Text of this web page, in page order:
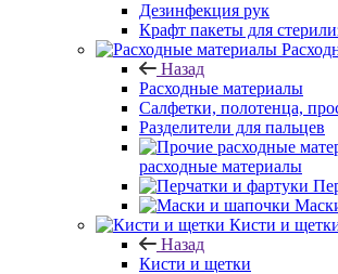
Дезинфекция рук
Крафт пакеты для
Назад
Расходные материалы
Салфетки, полотенца,
Разделители для пальцев
расходные материалы
Кисти и
Назад
Кисти и щетки